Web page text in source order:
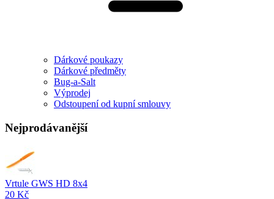
Dárkové poukazy
Dárkové předměty
Bug-a-Salt
Výprodej
Odstoupení od kupní smlouvy
Nejprodávanější
Vrtule GWS HD 8x4
20 Kč